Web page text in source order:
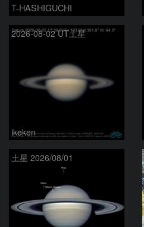
T-HASHIGUCHI
2026-08-02 UT土星
ikeken
土星 2026/08/01